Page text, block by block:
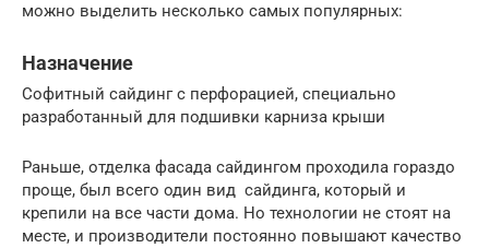
можно выделить несколько самых популярных:
Назначение
Софитный сайдинг с перфорацией, специально
разработанный для подшивки карниза крыши
Раньше, отделка фасада сайдингом проходила гораздо
проще, был всего один вид сайдинга, который и
крепили на все части дома. Но технологии не стоят на
месте, и производители постоянно повышают качество